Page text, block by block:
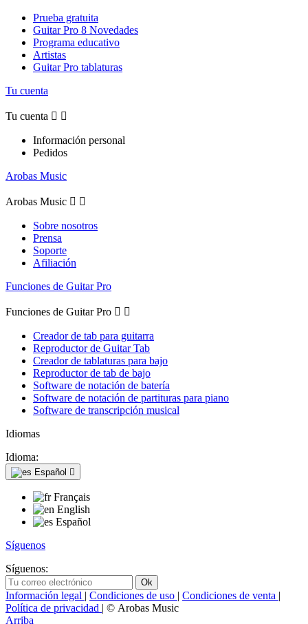
Prueba gratuita
Guitar Pro 8 Novedades
Programa educativo
Artistas
Guitar Pro tablaturas
Tu cuenta
Tu cuenta  
Información personal
Pedidos
Arobas Music
Arobas Music  
Sobre nosotros
Prensa
Soporte
Afiliación
Funciones de Guitar Pro
Funciones de Guitar Pro  
Creador de tab para guitarra
Reproductor de Guitar Tab
Creador de tablaturas para bajo
Reproductor de tab de bajo
Software de notación de batería
Software de notación de partituras para piano
Software de transcripción musical
Idiomas
Idioma:
Español 
Français
English
Español
Síguenos
Síguenos:
Información legal | Condiciones de uso | Condiciones de venta |
Política de privacidad | © Arobas Music
Arriba